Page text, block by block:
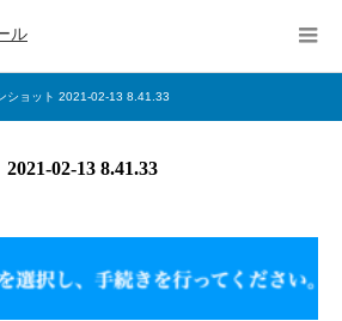
ル
ショット 2021-02-13 8.41.33
02-13 8.41.33